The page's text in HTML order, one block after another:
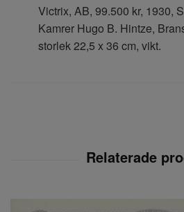
Victrix, AB, 99.500 kr, 1930,
Kamrer Hugo B. Hintze,
storlek 22,5 x 36 cm, vikt.